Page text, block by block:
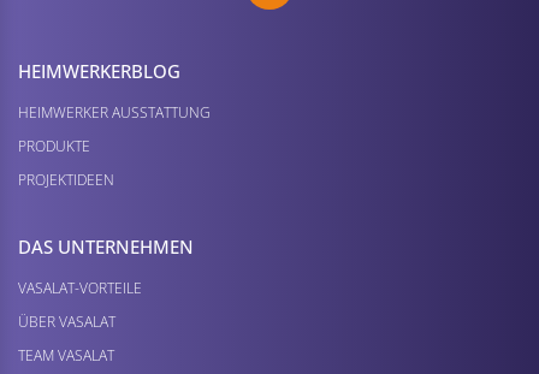
HEIMWERKER­BLOG
HEIMWERKER AUSSTATTUNG
PRODUKTE
PROJEKTIDEEN
DAS UNTERNEHMEN
VASALAT-VORTEILE
ÜBER VASALAT
TEAM VASALAT